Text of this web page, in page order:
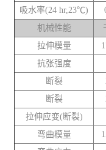
吸水率(24 hr,23℃)
机械性能
拉伸模量
抗张强度
断裂
断裂
拉伸应变(断裂)
弯曲模量